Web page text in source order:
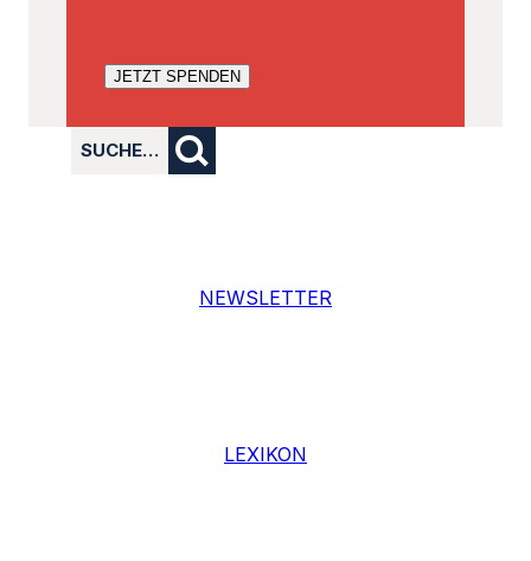
JETZT SPENDEN
SUCHE…
NEWSLETTER
LEXIKON